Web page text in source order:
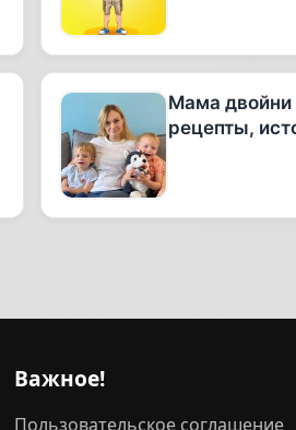
Мама
рецепты,
Важное!
Пользовательское соглашение